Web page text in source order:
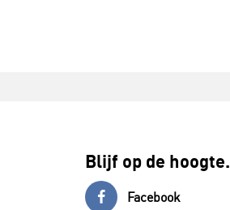
Blijf op de hoogte.
Facebook